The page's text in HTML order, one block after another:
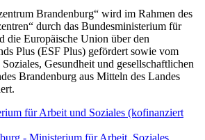
Brandenburg“ wird im Rahmen des
durch das Bundesministerium für
die Europäische Union über den
Plus (ESF Plus) gefördert sowie vom
Gesundheit und gesellschaftlichen
Brandenburg aus Mitteln des Landes